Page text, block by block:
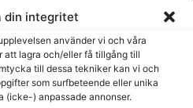
din integritet
använder vi och våra
att lagra och/eller få tillgång till
till dessa tekniker kan vi och
som surfbeteende eller unika
(icke-) anpassade annonser.